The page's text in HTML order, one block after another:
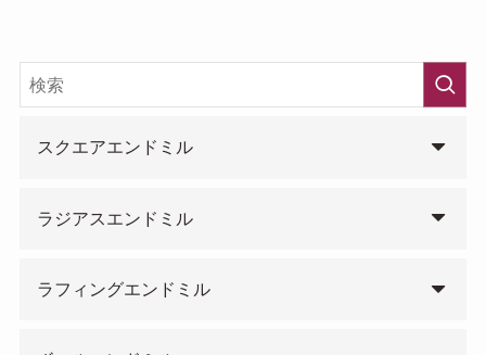
スクエアエンドミル
ラジアスエンドミル
ラフィングエンドミル